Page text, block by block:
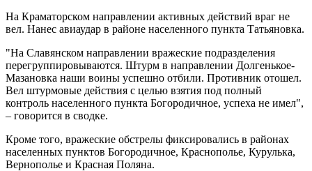
На Краматорском направлении активных действий враг не
вел. Нанес авиаудар в районе населенного пункта Татьяновка.
"На Славянском направлении вражеские подразделения
перегруппировываются. Штурм в направлении Долгенькое-
Мазановка наши воины успешно отбили. Противник отошел.
Вел штурмовые действия с целью взятия под полный
контроль населенного пункта Богородичное, успеха не имел",
– говорится в сводке.
Кроме того, вражеские обстрелы фиксировались в районах
населенных пунктов Богородичное, Краснополье, Курулька,
Вернополье и Красная Поляна.